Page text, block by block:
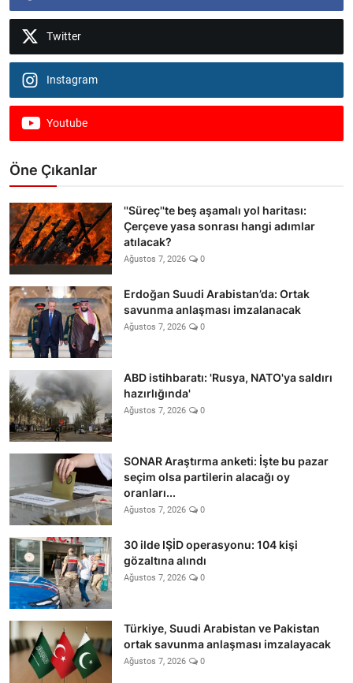
Twitter
Instagram
Youtube
Öne Çıkanlar
''Süreç''te beş aşamalı yol haritası:
Çerçeve yasa sonrası hangi adımlar
atılacak?
Ağustos 7, 2026 0
Erdoğan Suudi Arabistan’da: Ortak
savunma anlaşması imzalanacak
Ağustos 7, 2026 0
ABD istihbaratı: 'Rusya, NATO'ya saldırı
hazırlığında'
Ağustos 7, 2026 0
SONAR Araştırma anketi: İşte bu pazar
seçim olsa partilerin alacağı oy
oranları...
Ağustos 7, 2026 0
30 ilde IŞİD operasyonu: 104 kişi
gözaltına alındı
Ağustos 7, 2026 0
Türkiye, Suudi Arabistan ve Pakistan
ortak savunma anlaşması imzalayacak
Ağustos 7, 2026 0